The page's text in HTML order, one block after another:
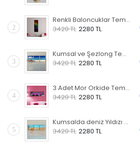
2
Renkli Baloncuklar Temalı Kanvas Tablo
3420 TL 2280 TL
3
Kumsal ve Şezlong Temalı Kanvas Tablo
3420 TL 2280 TL
4
3 Adet Mor Orkide Temalı Kanvas Tablo
3420 TL 2280 TL
5
Kumsalda deniz Yıldızı Temalı Kanvas Tablo
3420 TL 2280 TL